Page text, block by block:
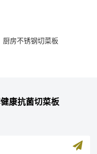
厨房不锈钢切菜板
康抗菌切菜板